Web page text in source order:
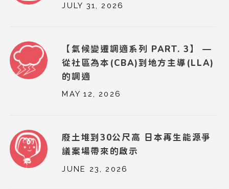
JULY 31, 2026
【氣候變遷調適系列 PART. 3】 —
從社區為本(CBA)到地方主導(LLA)
的調適
MAY 12, 2026
廢土堆到30公尺高 日本再生能源爭
議案場帶來的啟示
JUNE 23, 2026